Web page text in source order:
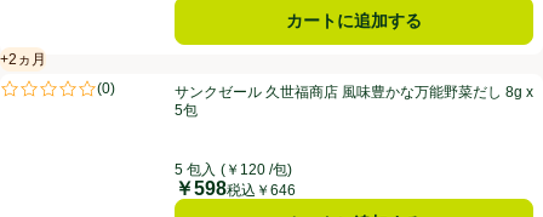
カートに追加する
サンクゼール 久世福商店 風味豊かな万能野菜だし 8g x 5包
+2ヵ月
賞味・消費期限保証：2ヵ月
(0)
評価は0件のレビューで5点中0.0点。サンクゼール 久世福商店 風味豊かな万能野菜だし 8g x
5包
5 包入 (￥120 /包)
価格
￥598税込￥646